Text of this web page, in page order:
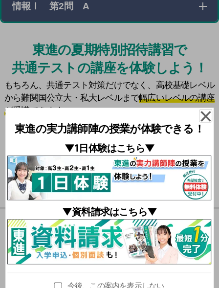
東進の実力講師陣の授業が体験できる！
▼1日体験はこちら▼
▼資料請求はこちら▼
今後、この案内を表示しない
それぞれの設問文の内容から、どの英文に解答根拠があり
そうかを判断する必要がありました。
xの値の範囲とそのときの最大値と最小値に関する条件
がさまざまな形で与えられている場合に、条件を満たす
本問のように最大値と最小値に関する条件を満たす2次関数
を考える問題は目新しいです。このような問題では解法を
暗記して当てはめるだけの学習では対応できません。
情報Ⅰ 第2問 A
テム」を題材にした問題。
役所の住民証明サービスを題材に４案を比較しました。利
便性と安全性のバランスを踏まえ、各案の特徴を整理する
力が問われました。
東進の夏期特別招待講習で
共通テストの講座を体験しよう！
もちろん、共通テスト対策だけでなく、高校基礎レベル
から難関国公立大・私大レベルまで幅広いレベルの講座
が受講できます。
夏期特別招待講習の
おススメポイント